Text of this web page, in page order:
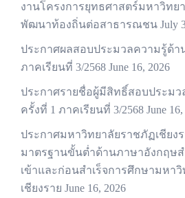
งานโครงการยุทธศาสตร์มหาวิทย
พัฒนาท้องถิ่นต่อสาธารณชน July
ประกาศผลสอบประมวลความรู้ด้า
ภาคเรียนที่ 3/2568 June 16, 2026
ประกาศรายชื่อผู้มีสิทธิ์สอบประม
ครั้งที่ 1 ภาคเรียนที่ 3/2568 June
ประกาศมหาวิทยาลัยราชภัฏเชียง
มาตรฐานขั้นต่ำด้านภาษาอังกฤษ
เข้าและก่อนสำเร็จการศึกษามหา
เชียงราย June 16, 2026